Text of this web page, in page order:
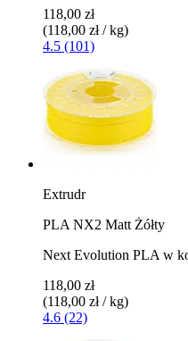
118,00 zł
(118,00 zł / kg)
4.5 (101)
Extrudr
PLA NX2 Matt Żółty
Next Evolution PLA w
118,00 zł
(118,00 zł / kg)
4.6 (22)